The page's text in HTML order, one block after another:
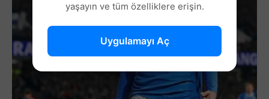
yaşayın ve tüm özelliklere erişin.
Uygulamayı Aç